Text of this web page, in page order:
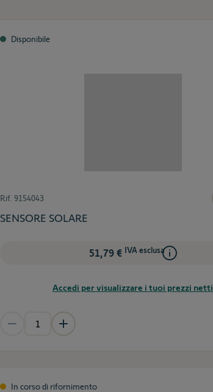
Disponibile
Rif. 9154043
SENSORE SOLARE
51,79 € IVA esclusa
Accedi per visualizzare i tuoi prezzi netti
In corso di rifornimento